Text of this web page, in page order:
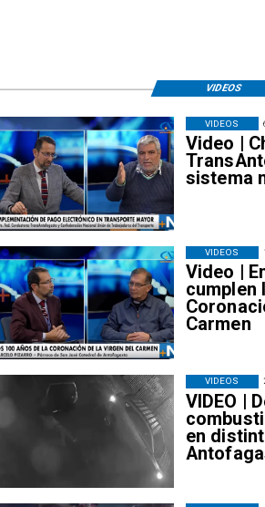
Video |
sistema
VIDEOS
Video |
cumplen
Carmen
VIDEOS
VIDEO |
en
VIDEOS
VIDEOS